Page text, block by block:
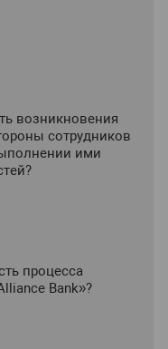
возникновения
сотрудников
ими
процесса
Bank»?